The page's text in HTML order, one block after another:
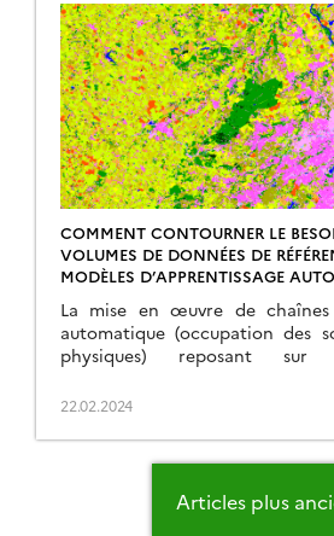
COMMENT CONTOURNER LE
VOLUMES DE DONNÉES DE
MODÈLES D’APPRENTISSAGE
La mise en œuvre de
automatique (occupation des
physiques) reposant sur
données de référence (vérités
machine learning avec
donc gourmands en
façon de contourner ces
22.02.2024
Articles plus